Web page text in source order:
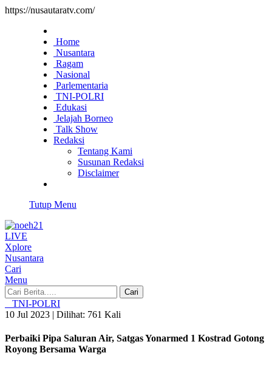
https://nusautaratv.com/
Home
Nusantara
Ragam
Nasional
Parlementaria
TNI-POLRI
Edukasi
Jelajah Borneo
Talk Show
Redaksi
Tentang Kami
Susunan Redaksi
Disclaimer
Tutup Menu
LIVE
Xplore
Nusantara
Cari
Menu
Cari
TNI-POLRI
10 Jul 2023 | Dilihat: 761 Kali
Perbaiki Pipa Saluran Air, Satgas Yonarmed 1 Kostrad Gotong
Royong Bersama Warga